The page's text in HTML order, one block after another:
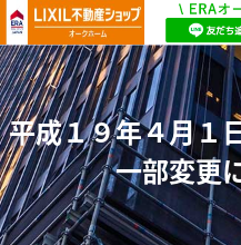
平成１９年４月１
一部変更